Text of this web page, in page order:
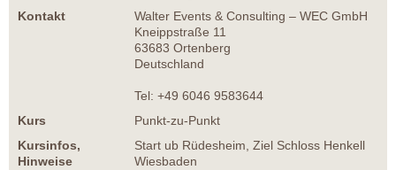
Kontakt
Walter Events & Consulting – WEC GmbH
Kneippstraße 11
63683 Ortenberg
Deutschland
Tel: +49 6046 9583644
Kurs
Punkt-zu-Punkt
Kursinfos,
Hinweise
Start ub Rüdesheim, Ziel Schloss Henkell
Wiesbaden